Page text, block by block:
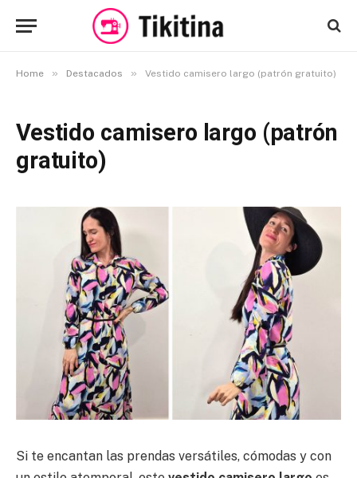
Home » Destacados » Vestido camisero largo (patrón gratuito)
Vestido camisero largo (patrón
gratuito)
Si te encantan las prendas versátiles, cómodas y con